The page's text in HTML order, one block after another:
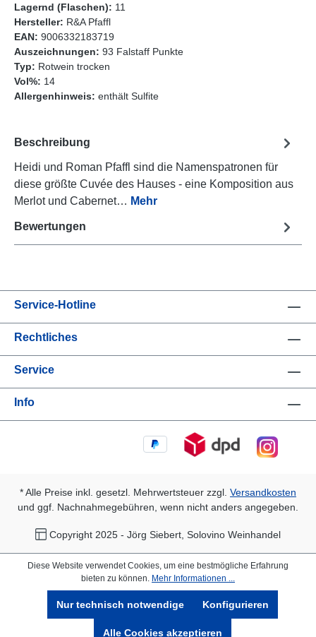
Lagernd (Flaschen): 11
Hersteller: R&A Pfaffl
EAN: 9006332183719
Auszeichnungen: 93 Falstaff Punkte
Typ: Rotwein trocken
Vol%: 14
Allergenhinweis: enthält Sulfite
Beschreibung
Heidi und Roman Pfaffl sind die Namenspatronen für
diese größte Cuvée des Hauses - eine Komposition aus
Merlot und Cabernet… Mehr
Bewertungen
Service-Hotline
Rechtliches
Service
Info
* Alle Preise inkl. gesetzl. Mehrwertsteuer zzgl. Versandkosten
und ggf. Nachnahmegebühren, wenn nicht anders angegeben.
Copyright 2025 - Jörg Siebert, Solovino Weinhandel
Diese Website verwendet Cookies, um eine bestmögliche Erfahrung
bieten zu können. Mehr Informationen ...
Nur technisch notwendige Konfigurieren
Alle Cookies akzeptieren